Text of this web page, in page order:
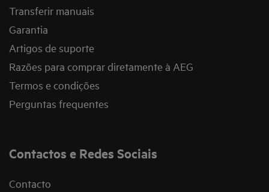
Transferir manuais
Garantia
Artigos de suporte
Razões para comprar diretamente à AEG
Termos e condições
Perguntas frequentes
Contactos e Redes Sociais
Contacto